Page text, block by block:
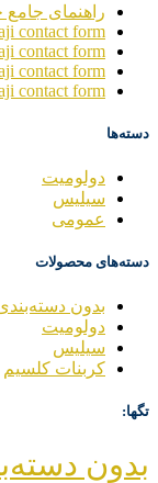
راهنمای جامع
contact form
contact form
contact form
contact form
دسته‌ها
دولومیت
سیلیس
عمومی
دسته‌های محصولات
بدون
دولومیت
سیلیس
کربنات کلسیم
تگها:
بدون